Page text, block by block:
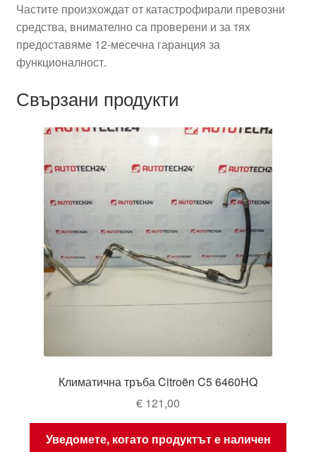
Частите произхождат от катастрофирали превозни
средства, внимателно са проверени и за тях
предоставяме 12-месечна гаранция за
функционалност.
Свързани продукти
Климатична тръба Citroën C5 6460HQ
€ 121,00
Уведомете, когато продуктът е наличен